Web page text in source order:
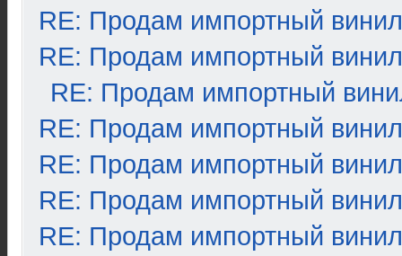
RE: Продам импортный винил
RE: Продам импортный винил
RE: Продам импортный
RE: Продам импортный винил
RE: Продам импортный винил
RE: Продам импортный винил
RE: Продам импортный винил